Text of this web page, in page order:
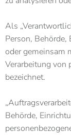
Als
Person,
oder gemeinsam
Verarbeitung von
bezeichnet.
Behörde,